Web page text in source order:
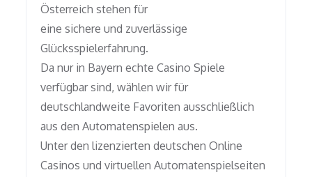
Österreich stehen für
eine sichere und zuverlässige
Glücksspielerfahrung.
Da nur in Bayern echte Casino Spiele
verfügbar sind, wählen wir für
deutschlandweite Favoriten ausschließlich
aus den Automatenspielen aus.
Unter den lizenzierten deutschen Online
Casinos und virtuellen Automatenspielseiten